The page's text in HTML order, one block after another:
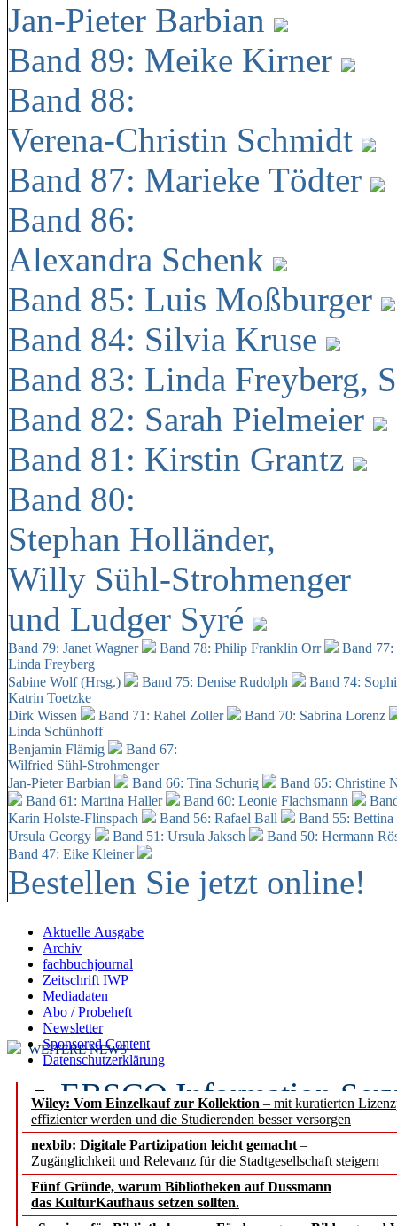
Jan-Pieter Barbian
Band 89: Meike Kirner
Band 88:
Verena-Christin Schmidt
Band 87: Marieke Tödter
Band 86:
Alexandra Schenk
Band 85: Luis Moßburger
Band 84: Silvia Kruse
Band 83: Linda Freyberg,
Band 82: Sarah Pielmeier
Band 81: Kirstin Grantz
Band 80:
Stephan Holländer,
Willy Sühl-Strohmenger
und Ludger Syré
Band 79: Janet Wagner Band 78: Philip Franklin Orr
Band
Linda Freyberg
Sabine Wolf (Hrsg.)
Band 75: Denise Rudolph
Band 74:
Katrin Toetzke
Dirk Wissen
Band 71: Rahel Zoller
Band 70: Sabrina Lorenz
Linda Schünhoff
Benjamin Flämig
Band 67:
Wilfried Sühl-Strohmenger
Jan-Pieter Barbian
Band 66: Tina Schurig
Band 65: Christine
Band 61: Martina Haller
Band 60: Leonie Flachsmann
Karin Holste-Flinspach
Band 56: Rafael Ball
Band 55:
Ursula Georgy
Band 51: Ursula Jaksch Band 50: Hermann
Band 47: Eike Kleiner
Bestellen Sie jetzt online!
Aktuelle Ausgabe
Archiv
fachbuchjournal
Zeitschrift IWP
Mediadaten
Abo / Probeheft
Newsletter
Sponsored Content
Datenschutzerklärung
Wiley: Vom Einzelkauf zur Kollektion – mit kuratierten
effizienter werden und die Studierenden besser versorgen
nexbib: Digitale Partizipation leicht gemacht –
Zugänglichkeit und Relevanz für die Stadtgesellschaft steigern
Fünf Gründe, warum Bibliotheken auf Dussmann
das KulturKaufhaus setzen sollten.
WEITERE NEWS
EBSCO Information
Recherchefunktionen in
Sorbisches Institut neu
Geschichte und